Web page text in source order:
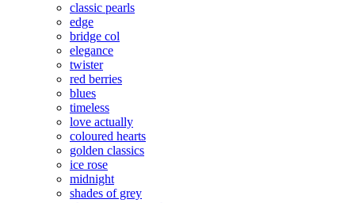
classic pearls
edge
bridge col
elegance
twister
red berries
blues
timeless
love actually
coloured hearts
golden classics
ice rose
midnight
shades of grey